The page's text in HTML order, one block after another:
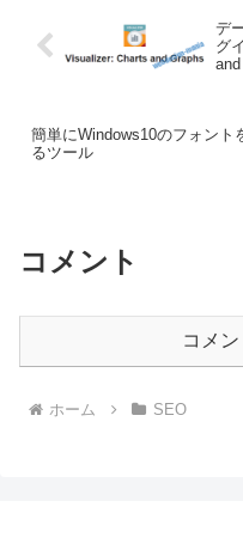
デ
グ
and
簡単にWindows10のフォント
るツール
コメント
コメ
ホーム SEO